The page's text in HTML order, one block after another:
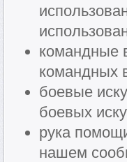
командные
командных
боевые
боевых
рука
нашем